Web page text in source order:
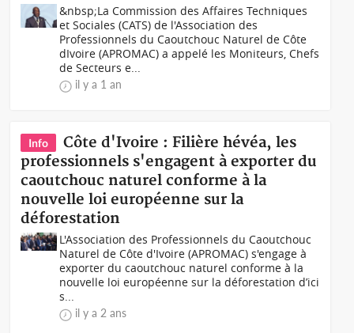
&nbsp;La Commission des Affaires Techniques
et Sociales (CATS) de l'Association des
Professionnels du Caoutchouc Naturel de Côte
dIvoire (APROMAC) a appelé les Moniteurs, Chefs
de Secteurs e...
il y a 1 an
Info
Côte d'Ivoire : Filière hévéa, les
professionnels s'engagent à exporter du
caoutchouc naturel conforme à la
nouvelle loi européenne sur la
déforestation
L'Association des Professionnels du Caoutchouc
Naturel de Côte d'Ivoire (APROMAC) s'engage à
exporter du caoutchouc naturel conforme à la
nouvelle loi européenne sur la déforestation d’ici
s...
il y a 2 ans